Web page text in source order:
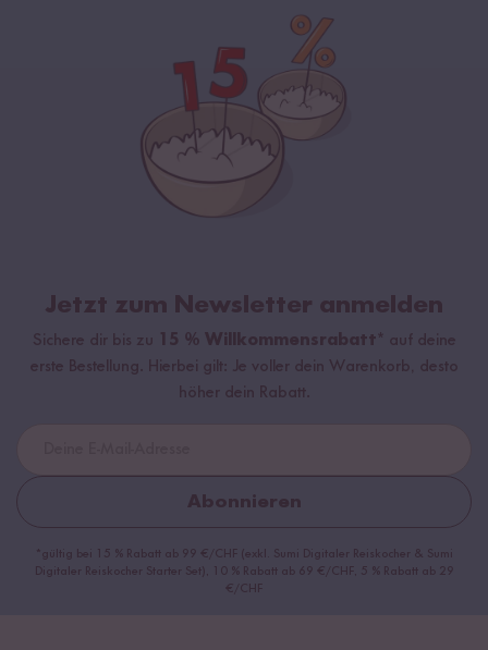
Jetzt zum Newsletter anmelden
Sichere dir bis zu 15 % Willkommensrabatt* auf deine
erste Bestellung. Hierbei gilt: Je voller dein Warenkorb, desto
höher dein Rabatt.
Abonnieren
*gültig bei 15 % Rabatt ab 99 €/CHF (exkl. Sumi Digitaler Reiskocher & Sumi
Digitaler Reiskocher Starter Set), 10 % Rabatt ab 69 €/CHF, 5 % Rabatt ab 29
€/CHF